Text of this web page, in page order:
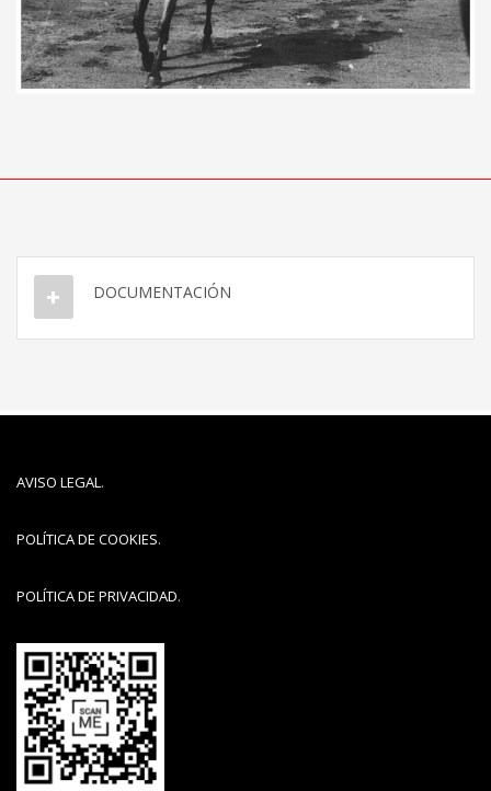
DOCUMENTACIÓN
AVISO LEGAL.
POLÍTICA DE COOKIES.
POLÍTICA DE PRIVACIDAD.